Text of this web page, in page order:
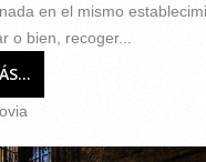
en el mismo
o bien, recoger...